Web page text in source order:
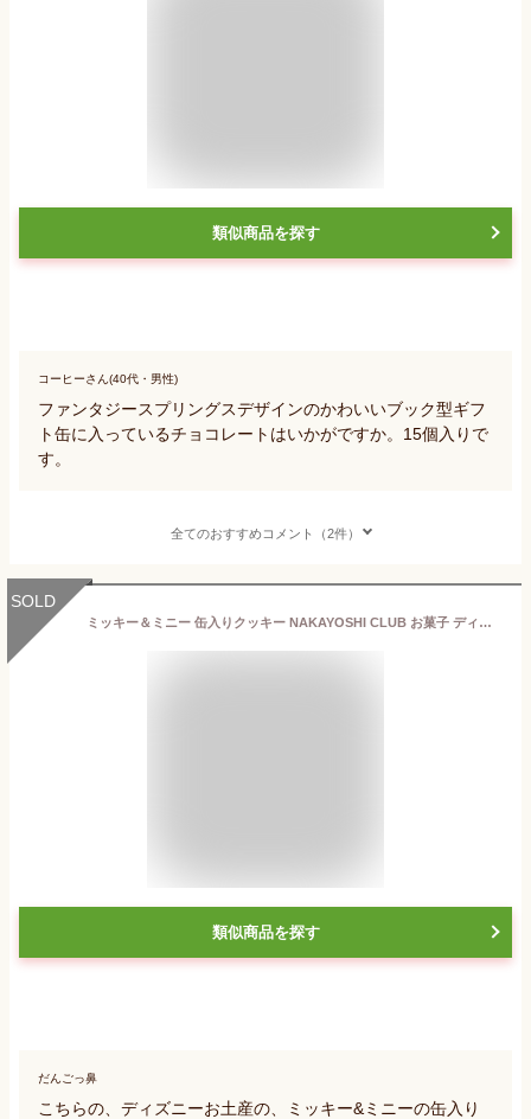
類似商品を探す
コーヒーさん(40代・男性)
ファンタジースプリングスデザインのかわいいブック型ギフ
ト缶に入っているチョコレートはいかがですか。15個入りで
す。
全てのおすすめコメント（2件）
SOLD
ミッキー＆ミニー 缶入りクッキー NAKAYOSHI CLUB お菓子 ディズニー グッズ お土産【東京ディズニーリゾート限定】
類似商品を探す
だんごっ鼻
こちらの、ディズニーお土産の、ミッキー&ミニーの缶入り